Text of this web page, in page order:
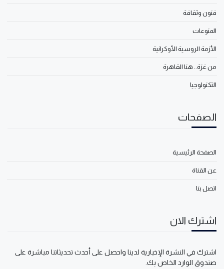
فنون وثقافة
المنوعات
الأزمة الروسية الأوكرانية
من غزة.. هنا القاهرة
التكنولوجيا
الصفحات
الصفحة الرئيسية
عن القناة
اتصل بنا
اشترك الان
اشترك في النشرة الإخبارية لدينا واحصل على أحدث تحديثاتنا مباشرة على
صندوق الوارد الخاص بك.